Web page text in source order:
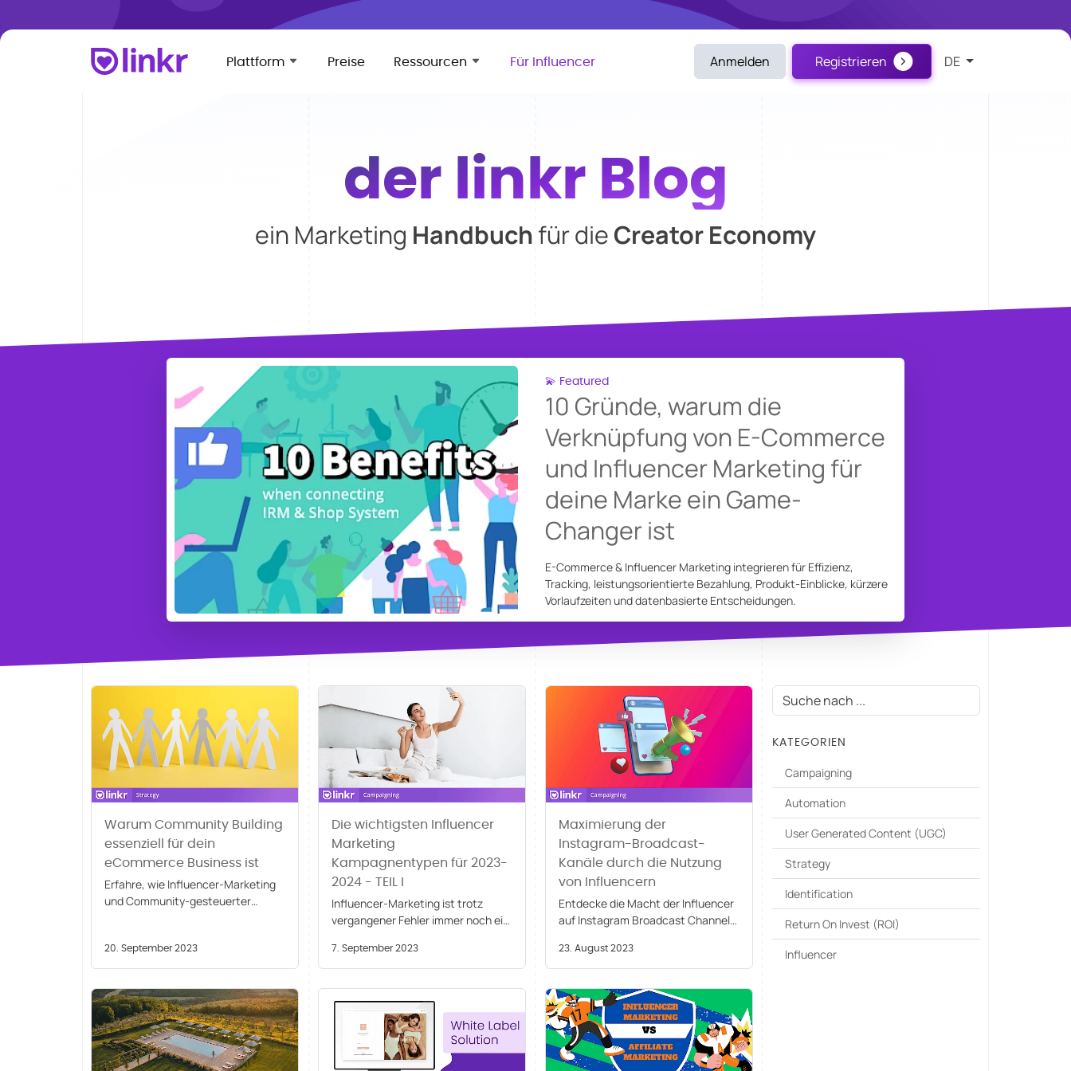
Für Influencer
Plattform Preise Ressourcen Anmelden Registrieren DE
der linkr Blog
ein Marketing Handbuchfür dieCreator Economy
💫 Featured
10 Gründe, warum die
Verknüpfung von E-Commerce
und Influencer Marketing für
deine Marke ein Game-
Changer ist
E-Commerce & Influencer Marketing integrieren für Effizienz,
Tracking, leistungsorientierte Bezahlung, Produkt-Einblicke, kürzere
Vorlaufzeiten und datenbasierte Entscheidungen.
Suche:
KATEGORIEN
Campaigning
Automation
User Generated Content (UGC)
Strategy
Identification
Return On Invest (ROI)
Influencer
Warum Community Building
essenziell für dein
eCommerce Business ist
Erfahre, wie Influencer-Marketing
und Community-gesteuerter
Branding, Influencer-
Kooperationen
20. September 2023
Die wichtigsten Influencer
Marketing
Kampagnentypen für 2023-
2024 - TEIL I
Influencer-Marketing ist trotz
vergangener Fehler immer noch ein
unseren Blog.
7. September 2023
Maximierung der
Instagram-Broadcast-
Kanäle durch die Nutzung
von Influencern
Entdecke die Macht der Influencer
auf Instagram Broadcast Channels.
deiner Marke mit der Plattform von
linkr optimieren kannst.
23. August 2023